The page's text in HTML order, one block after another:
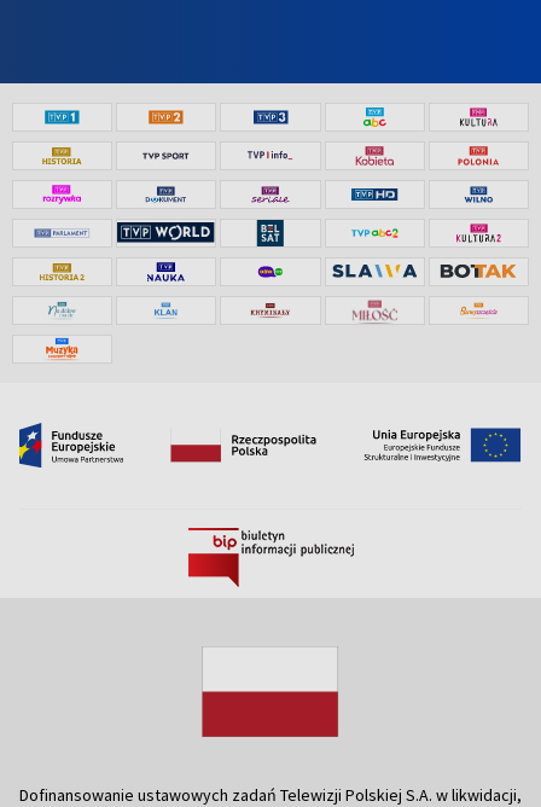
Dofinansowanie ustawowych zadań Telewizji Polskiej S.A. w likwidacji,